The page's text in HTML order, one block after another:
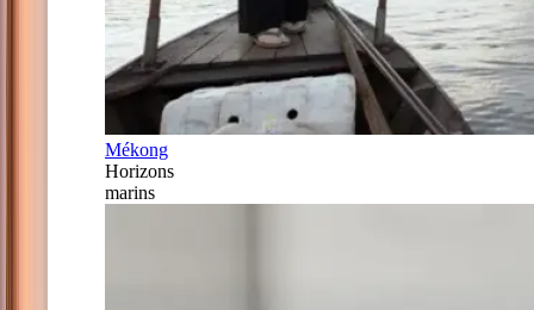
Mékong
Horizons
marins